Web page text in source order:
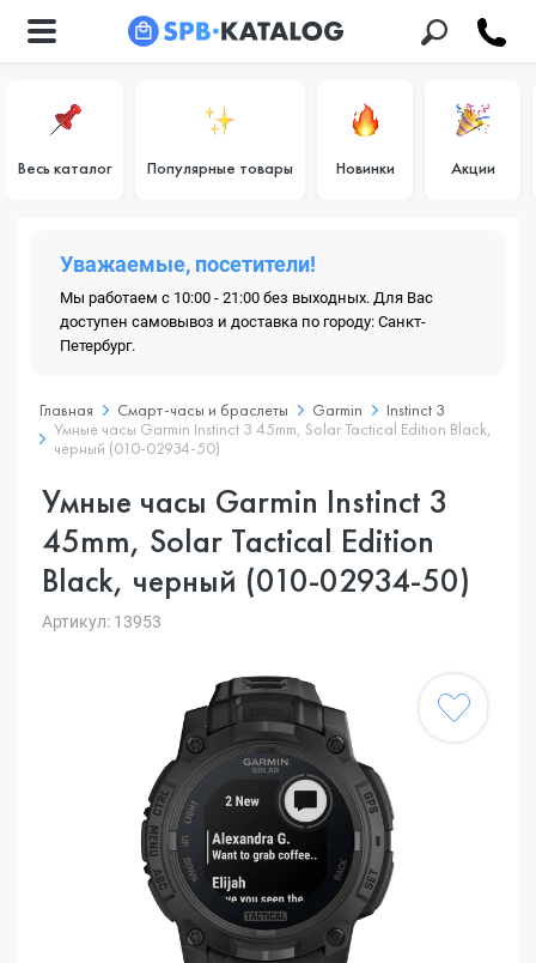
Весь каталог Популярные товары Новинки Акции
Уважаемые, посетители!
Мы работаем с 10:00 - 21:00 без выходных. Для Вас
доступен самовывоз и доставка по городу: Санкт-
Петербург.
Главная Смарт-часы и браслеты Garmin
Instinct 3
Умные часы Garmin Instinct 3 45mm, Solar Tactical Edition Black,
черный (010-02934-50)
Умные часы Garmin Instinct 3
45mm, Solar Tactical Edition
Black, черный (010-02934-50)
Артикул: 13953